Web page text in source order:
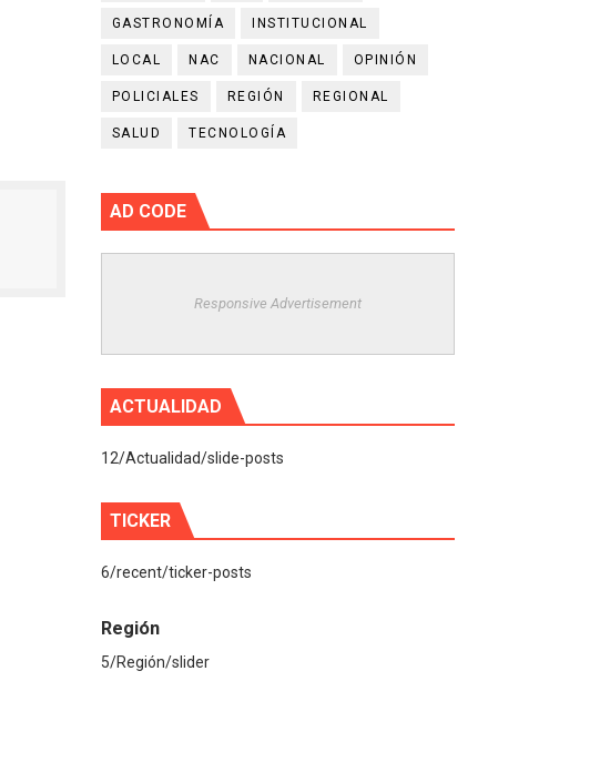
GASTRONOMÍA INSTITUCIONAL
LOCAL NAC NACIONAL OPINIÓN
POLICIALES REGIÓN REGIONAL
SALUD TECNOLOGÍA
AD CODE
Responsive Advertisement
ACTUALIDAD
12/Actualidad/slide-posts
TICKER
6/recent/ticker-posts
Región
5/Región/slider